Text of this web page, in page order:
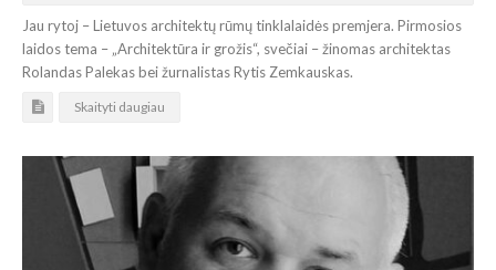
Jau rytoj – Lietuvos architektų rūmų tinklalaidės premjera. Pirmosios
laidos tema – „Architektūra ir grožis“, svečiai – žinomas architektas
Rolandas Palekas bei žurnalistas Rytis Zemkauskas.
Skaityti daugiau